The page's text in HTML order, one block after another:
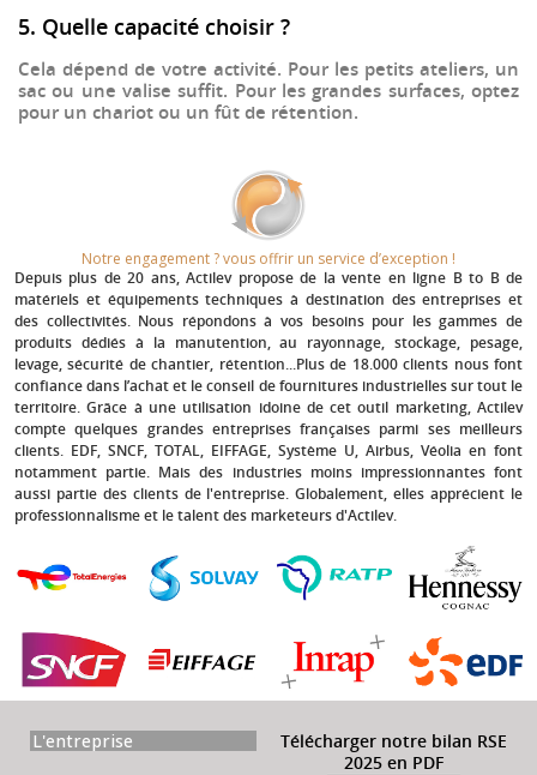
5. Quelle capacité choisir ?
Cela dépend de votre activité. Pour les petits ateliers, un
sac ou une valise suffit. Pour les grandes surfaces, optez
pour un chariot ou un fût de rétention.
Notre engagement ? vous offrir un service d’exception !​
Depuis plus de 20 ans, Actilev propose de la vente en ligne B to B de
matériels et équipements techniques à destination des entreprises et
des collectivités. Nous répondons à vos besoins pour les gammes de
produits dédiés à la manutention, au rayonnage, stockage, pesage,
levage, sécurité de chantier, rétention...Plus de 18.000 clients nous font
confiance dans l’achat et le conseil de fournitures industrielles sur tout le
territoire. Grâce à une utilisation idoine de cet outil marketing, Actilev
compte quelques grandes entreprises françaises parmi ses meilleurs
clients. EDF, SNCF, TOTAL, EIFFAGE, Système U, Airbus, Véolia en font
notamment partie. Mais des industries moins impressionnantes font
aussi partie des clients de l'entreprise. Globalement, elles apprécient le
professionnalisme et le talent des marketeurs d'Actilev.
L'entreprise
Télécharger notre bilan RSE
2025 en PDF